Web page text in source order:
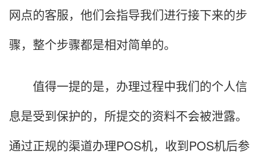
网点的客服，他们会指导我们进行接下来的步
骤，整个步骤都是相对简单的。
值得一提的是，办理过程中我们的个人信
息是受到保护的，所提交的资料不会被泄露。
通过正规的渠道办理POS机，收到POS机后参